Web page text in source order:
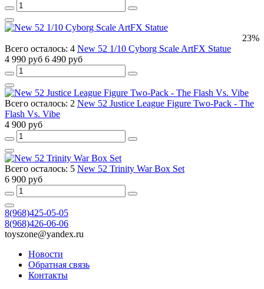
23%
Всего осталось: 4 New 52 1/10 Cyborg Scale ArtFX Statue
4 990 руб 6 490 руб
Всего осталось: 2 New 52 Justice League Figure Two-Pack - The
Flash Vs. Vibe
4 900 руб
Всего осталось: 5 New 52 Trinity War Box Set
6 900 руб
8(968)425-05-05
8(968)426-06-06
toyszone@yandex.ru
Новости
Обратная связь
Контакты